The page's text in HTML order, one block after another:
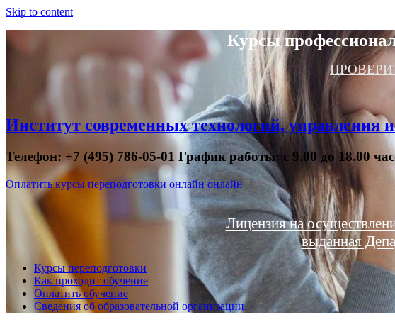
Skip to content
Курсы
Институт современных технологий, управления и
Телефон: +7 (495) 786-05-01 График работы: с 9.00 до 18.00
Оплатить курсы переподготовки онлайн онлайн
Лицензия на
выданная
Курсы переподготовки
Как проходит обучение
Оплатить обучение
Сведения об образовательной организации